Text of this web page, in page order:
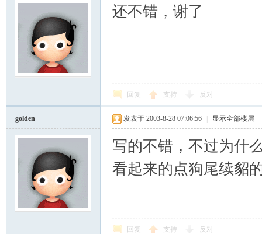
还不错，谢了
回复 支持 反对
golden 发表于 2003-8-28 07:06:56 显示全部楼层
写的不错，不过为什
看起来的点狗尾续貂
回复 支持 反对